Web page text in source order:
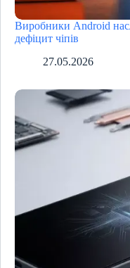
Виробники Android
дефіцит чіпів
27.05.2026